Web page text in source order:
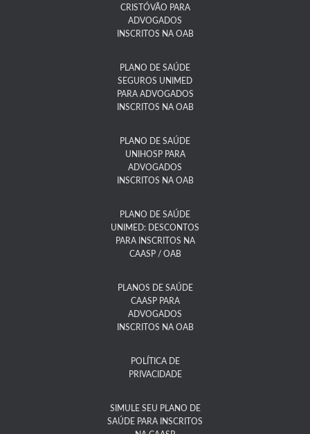
CRISTÓVÃO PARA
ADVOGADOS
INSCRITOS NA OAB
PLANO DE SAÚDE
SEGUROS UNIMED
PARA ADVOGADOS
INSCRITOS NA OAB
PLANO DE SAÚDE
UNIHOSP PARA
ADVOGADOS
INSCRITOS NA OAB
PLANO DE SAÚDE
UNIMED: DESCONTOS
PARA INSCRITOS NA
CAASP / OAB
PLANOS DE SAÚDE
CAASP PARA
ADVOGADOS
INSCRITOS NA OAB
POLÍTICA DE
PRIVACIDADE
SIMULE SEU PLANO DE
SAÚDE PARA INSCRITOS